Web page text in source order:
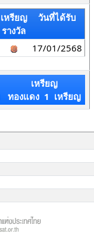
เหรียญ
รางวัล
วันที่ได้รับ
17/01/2568
เหรียญ
ทองแดง 1 เหรียญ